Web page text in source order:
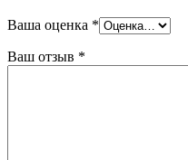
Ваша оценка *
Ваш отзыв *